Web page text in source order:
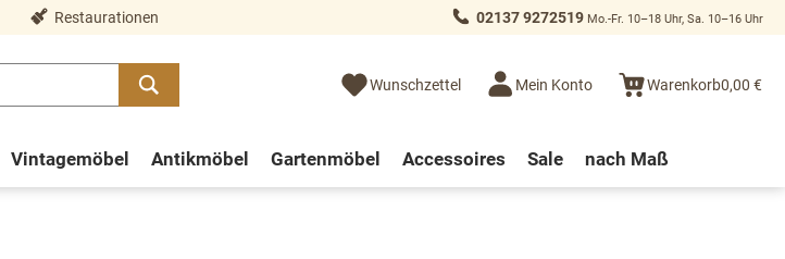
Restaurationen 02137 9272519 Mo.-Fr. 10–18 Uhr, Sa. 10–16 Uhr
Wunschzettel Mein Konto Warenkorb0,00 €
Vintagemöbel Antikmöbel Gartenmöbel Accessoires Sale nach Maß